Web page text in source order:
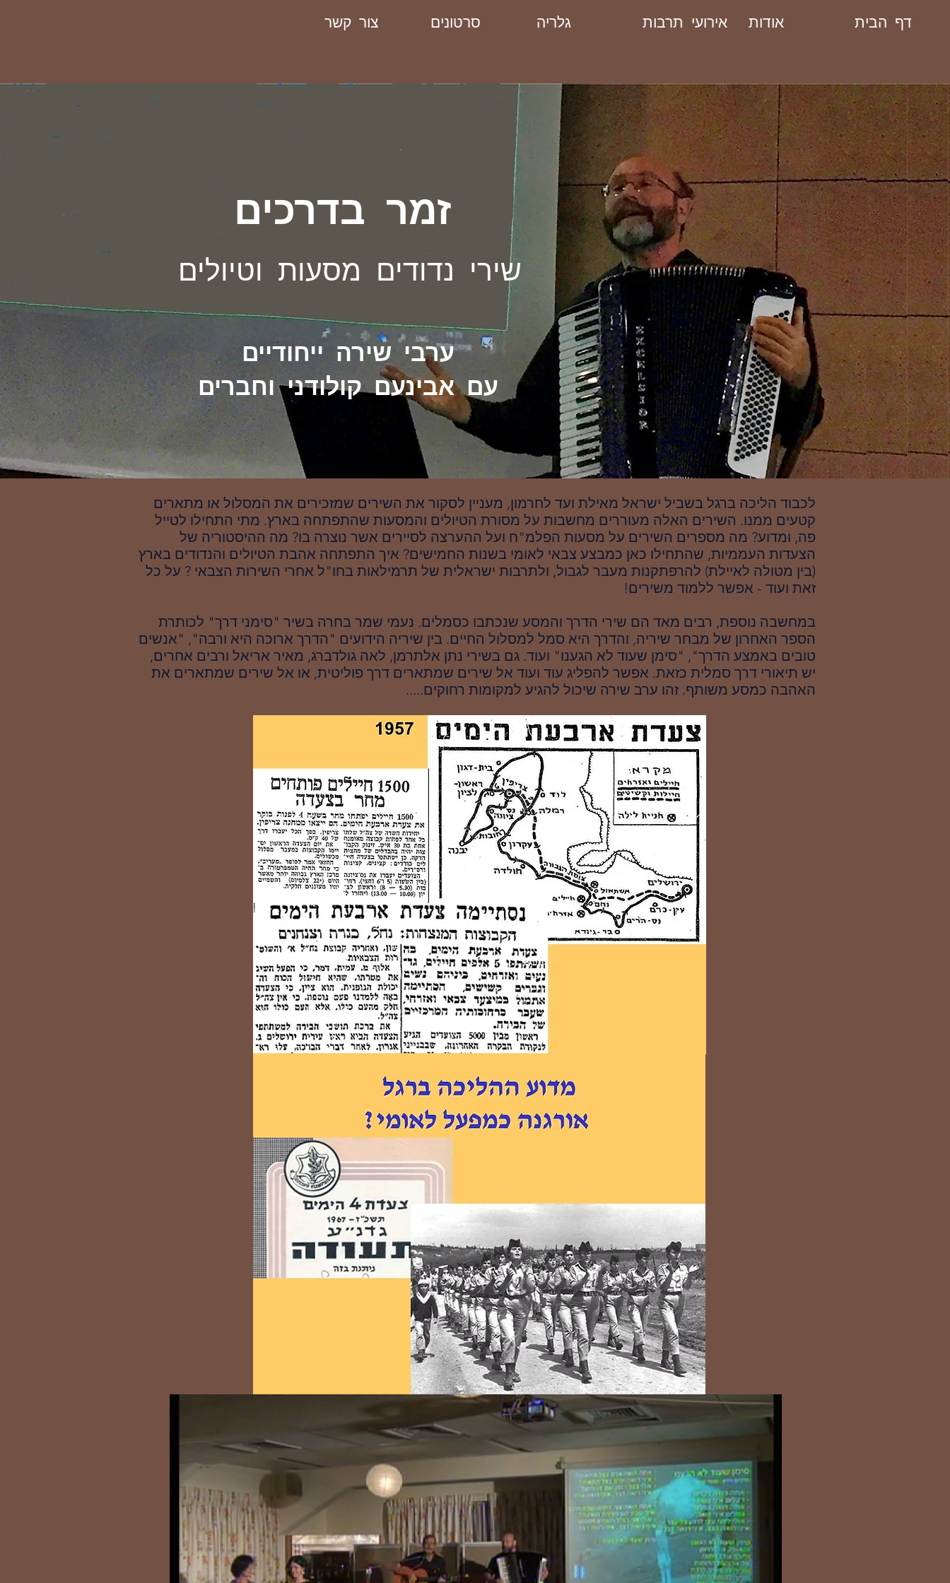
דף הבית אודות אירועי תרבות גלריה סרטונים צור קשר
זמר בדרכים
שירי נדודים מסעות וטיולים
ערבי שירה ייחודיים
עם אבינעם קולודני וחברים
לכבוד הליכה ברגל בשביל ישראל מאילת ועד לחרמון, מעניין לסקור את השירים שמזכירים את המסלול או מתארים
קטעים ממנו. השירים האלה מעוררים מחשבות על מסורת הטיולים והמסעות שהתפתחה בארץ. מתי התחילו לטייל
פה, ומדוע? מה מספרים השירים על מסעות הפלמ"ח ועל ההערצה לסיירים אשר נוצרה בו? מה ההיסטוריה של
הצעדות העממיות, שהתחילו כאן כמבצע צבאי לאומי בשנות החמישים? איך התפתחה אהבת הטיולים והנדודים בארץ
(בין מטולה לאיילת) להרפתקנות מעבר לגבול, ולתרבות ישראלית של תרמילאות בחו"ל אחרי השירות הצבאי ? על כל
זאת ועוד - אפשר ללמוד משירים!
במחשבה נוספת, רבים מאד הם שירי הדרך והמסע שנכתבו כסמלים. נעמי שמר בחרה בשיר "סימני דרך" לכותרת
הספר האחרון של מבחר שיריה, והדרך היא סמל למסלול החיים. בין שיריה הידועים "הדרך ארוכה היא ורבה", "אנשים
טובים באמצע הדרך", "סימן שעוד לא הגענו" ועוד. גם בשירי נתן אלתרמן, לאה גולדברג, מאיר אריאל ורבים אחרים,
יש תיאורי דרך סמלית כזאת. אפשר להפליג עוד ועוד אל שירים שמתארים דרך פוליטית, או אל שירים שמתארים את
האהבה כמסע משותף. זהו ערב שירה שיכול להגיע למקומות רחוקים.....